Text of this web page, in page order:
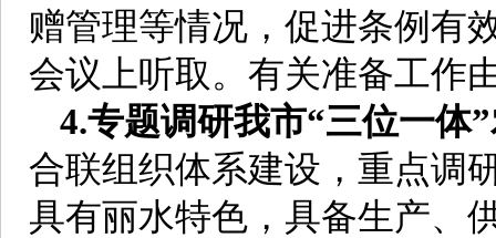
赠管理等情况，促进条例有
会议上听取。有关准备工作
4.专题调研我市“三位一体
合联组织体系建设，重点调
具有丽水特色，具备生产、